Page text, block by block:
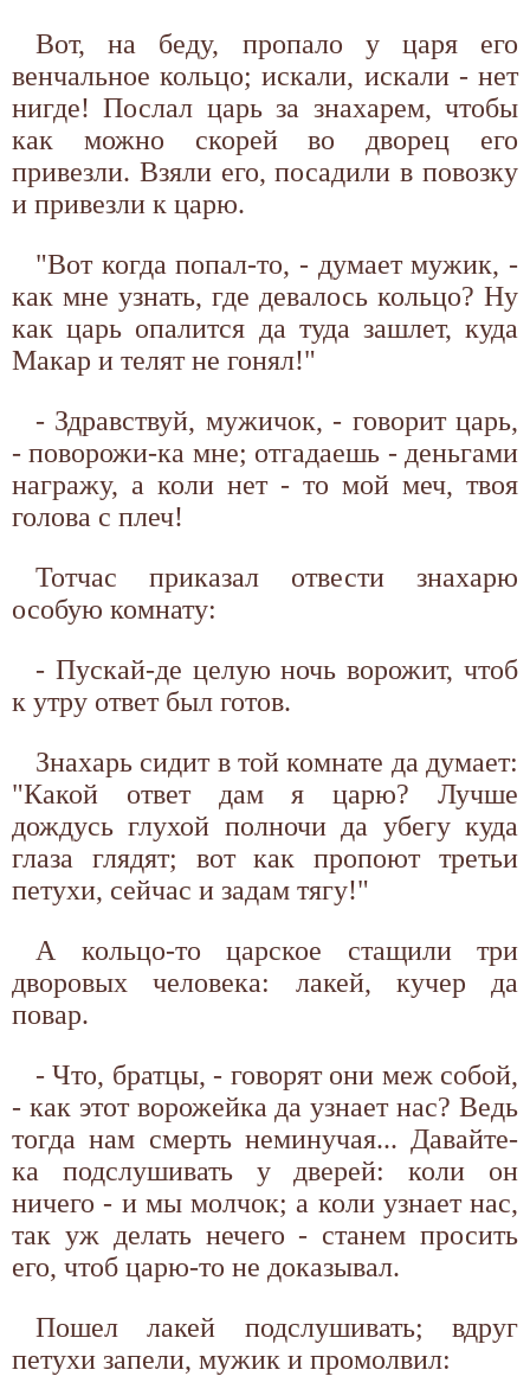
Вот, на беду, пропало у царя его
венчальное кольцо; искали, искали - нет
нигде! Послал царь за знахарем, чтобы
как можно скорей во дворец его
привезли. Взяли его, посадили в повозку
и привезли к царю.
"Вот когда попал-то, - думает мужик, -
как мне узнать, где девалось кольцо? Ну
как царь опалится да туда зашлет, куда
Макар и телят не гонял!"
- Здравствуй, мужичок, - говорит царь,
- поворожи-ка мне; отгадаешь - деньгами
награжу, а коли нет - то мой меч, твоя
голова с плеч!
Тотчас приказал отвести знахарю
особую комнату:
- Пускай-де целую ночь ворожит, чтоб
к утру ответ был готов.
Знахарь сидит в той комнате да думает:
"Какой ответ дам я царю? Лучше
дождусь глухой полночи да убегу куда
глаза глядят; вот как пропоют третьи
петухи, сейчас и задам тягу!"
А кольцо-то царское стащили три
дворовых человека: лакей, кучер да
повар.
- Что, братцы, - говорят они меж собой,
- как этот ворожейка да узнает нас? Ведь
тогда нам смерть неминучая... Давайте-
ка подслушивать у дверей: коли он
ничего - и мы молчок; а коли узнает нас,
так уж делать нечего - станем просить
его, чтоб царю-то не доказывал.
Пошел лакей подслушивать; вдруг
петухи запели, мужик и промолвил: